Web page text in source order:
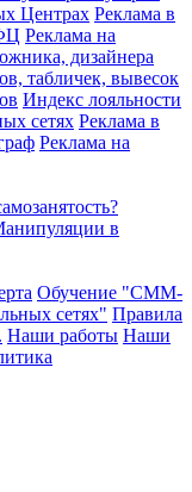
Центрах Реклама в
Реклама на
дизайнера
табличек, вывесок
Индекс лояльности
сетях Реклама в
Реклама на
в
Обучение "СМM-
сетях" Правила
Наши работы Наши